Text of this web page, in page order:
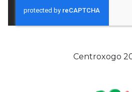
Centroxogo